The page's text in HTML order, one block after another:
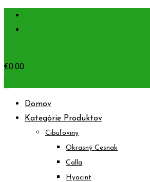
Prejsť
€0.00
Domov
Kategórie Produktov
Cibuľoviny
Okrasný Cesnak
Calla
Hyacint